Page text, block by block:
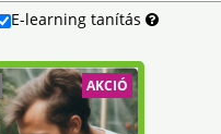
E-learning tanítás
AKCIÓ